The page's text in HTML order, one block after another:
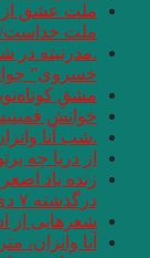
ملت عشق از
ملت خداست/
.مدرنیته در
خسروی”
مشقِ
خوانش
.شب آنا وانزان
از دریا چه
درگذشته ٧ دی ١٣٩٩
شعرهایی از ادیت سیتول(
آنا وانزان،